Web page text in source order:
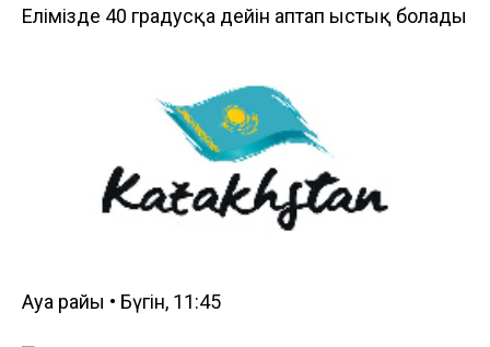
Елімізде 40 градусқа дейін аптап ыстық болады
Ауа райы • Бүгін, 11:45